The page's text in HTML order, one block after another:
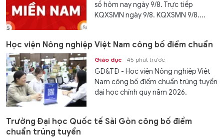
số hôm nay ngày 9/8. Trực tiếp
KQXSMN ngày 9/8. KQXSMN 9/8....
Học viện Nông nghiệp Việt Nam công bố điểm chuẩn
Giáo dục 45 phút trước
GD&TĐ - Học viện Nông nghiệp Việt
Nam công bố điểm chuẩn trúng tuyển
đại học chính quy năm 2026.
Trường Đại học Quốc tế Sài Gòn công bố điểm
chuẩn trúng tuyển